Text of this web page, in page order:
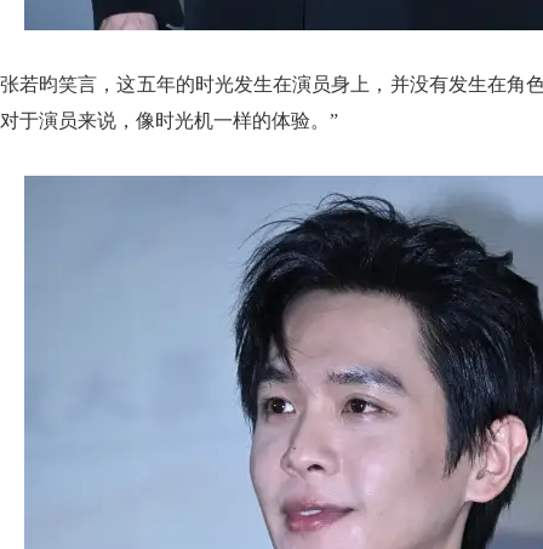
张若昀笑言，这五年的时光发生在演员身上，并没有发生在角
对于演员来说，像时光机一样的体验。”